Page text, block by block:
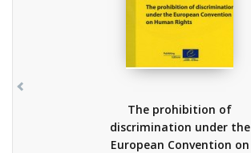
The prohibition of
discrimination under the
European Convention on